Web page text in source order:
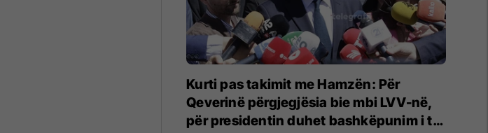
Kurti pas takimit me Hamzën: Për
Qeverinë përgjegjësia bie mbi LVV-në,
për presidentin duhet bashkëpunim i të